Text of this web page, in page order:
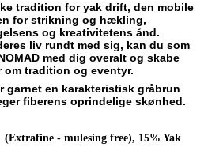
tradition for yak drift, den mobile
for strikning og hækling,
og kreativitetens ånd.
liv rundt med sig, kan du som
med dig overalt og skabe
tradition og eventyr.
garnet en karakteristisk gråbrun
fiberens oprindelige skønhed.
(Extrafine - mulesing free), 15% Yak